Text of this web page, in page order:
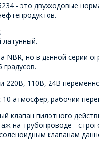
- это двухходовые
латунный.
NBR, но в данной серии
220В, 110В, 24В
атмосфер, рабочий
клапан пилотного
на трубопроводе -
клапанам